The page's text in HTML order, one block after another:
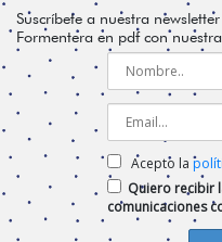
Suscríbete a nuestra
Formentera en pdf con
Acepto la
Quiero recibir
comunicaciones